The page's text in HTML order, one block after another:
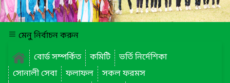
মেনু নির্বাচন করুন
বোর্ড সম্পর্কিত
কমিটি
ভর্তি নির্দেশিকা
সোনালী সেবা
ফলাফল
সকল ফরমস